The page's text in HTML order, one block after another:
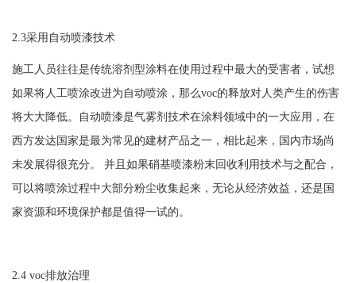
2.3采用自动喷漆技术
施工人员往往是传统溶剂型涂料在使用过程中最大的受害者，试想
如果将人工喷涂改进为自动喷涂，那么voc的释放对人类产生的伤害
将大大降低。自动喷漆是气雾剂技术在涂料领域中的一大应用，在
西方发达国家是最为常见的建材产品之一，相比起来，国内市场尚
未发展得很充分。 并且如果硝基喷漆粉末回收利用技术与之配合，
可以将喷涂过程中大部分粉尘收集起来，无论从经济效益，还是国
家资源和环境保护都是值得一试的。
2.4 voc排放治理